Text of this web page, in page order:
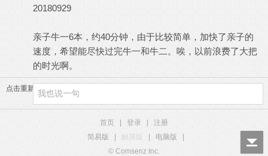
20180929
亲子牛一6本，约40分钟，由于比较简单，加快了亲子的
速度，希望能尽快过完牛一和牛二。唉，以前浪费了大把
的时光啊。
点击重新加载
首页 登录
注册
简易版
触屏版 电脑版
© Comsenz Inc.